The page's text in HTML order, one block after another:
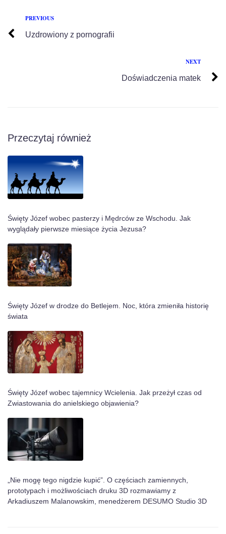
PREVIOUS
Uzdrowiony z pornografii
NEXT
Doświadczenia matek
Przeczytaj również
Święty Józef wobec pasterzy i Mędrców ze Wschodu. Jak
wyglądały pierwsze miesiące życia Jezusa?
Święty Józef w drodze do Betlejem. Noc, która zmieniła historię
świata
Święty Józef wobec tajemnicy Wcielenia. Jak przeżył czas od
Zwiastowania do anielskiego objawienia?
„Nie mogę tego nigdzie kupić”. O częściach zamiennych,
prototypach i możliwościach druku 3D rozmawiamy z
Arkadiuszem Malanowskim, menedżerem DESUMO Studio 3D